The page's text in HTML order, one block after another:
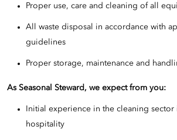
Proper use, care and cleaning of all
All waste disposal in accordance with
guidelines
Proper storage, maintenance and
As Seasonal Steward , we expect from you:
Initial experience in the cleaning sector
hospitality